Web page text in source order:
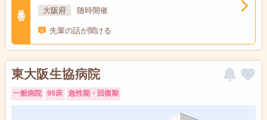
大阪府 随時開催
先輩の話が聞ける
東大阪生協病院
一般病院 99床 急性期・回復期